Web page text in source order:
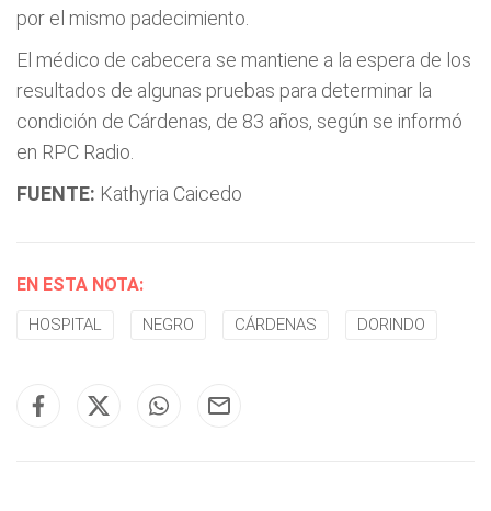
por el mismo padecimiento.
El médico de cabecera se mantiene a la espera de los
resultados de algunas pruebas para determinar la
condición de Cárdenas, de 83 años, según se informó
en RPC Radio.
FUENTE: Kathyria Caicedo
EN ESTA NOTA:
HOSPITAL NEGRO CÁRDENAS DORINDO